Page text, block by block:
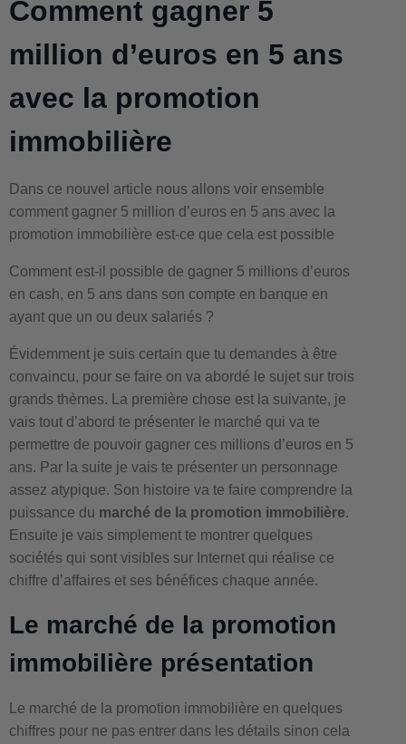
Comment gagner 5
million d’euros en 5 ans
avec la promotion
immobilière
Dans ce nouvel article nous allons voir ensemble
comment gagner 5 million d’euros en 5 ans avec la
promotion immobilière est-ce que cela est possible
Comment est-il possible de gagner 5 millions d’euros
en cash, en 5 ans dans son compte en banque en
ayant que un ou deux salariés ?
Évidemment je suis certain que tu demandes à être
convaincu, pour se faire on va abordé le sujet sur trois
grands thèmes. La première chose est la suivante, je
vais tout d’abord te présenter le marché qui va te
permettre de pouvoir gagner ces millions d’euros en 5
ans. Par la suite je vais te présenter un personnage
assez atypique. Son histoire va te faire comprendre la
puissance du marché de la promotion immobilière.
Ensuite je vais simplement te montrer quelques
sociétés qui sont visibles sur Internet qui réalise ce
chiffre d’affaires et ses bénéfices chaque année.
Le marché de la promotion
immobilière présentation
Le marché de la promotion immobilière en quelques
chiffres pour ne pas entrer dans les détails sinon cela